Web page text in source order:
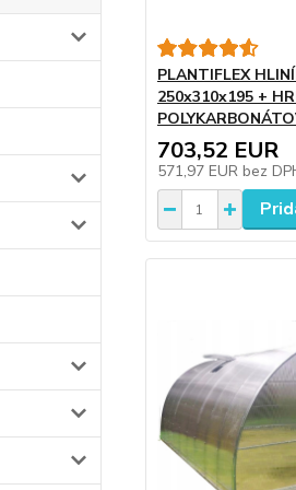
PLANTIFLEX
250x310x195 +
703,52 EUR
571,97 EUR bez